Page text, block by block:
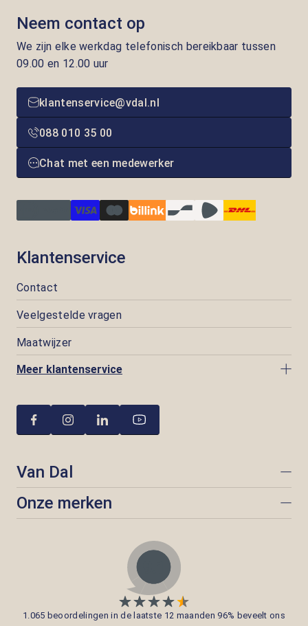
Neem contact op
We zijn elke werkdag telefonisch bereikbaar tussen
09.00 en 12.00 uur
klantenservice@vdal.nl
088 010 35 00
Chat met een medewerker
Klantenservice
Contact
Veelgestelde vragen
Maatwijzer
Meer klantenservice
Van Dal
Onze merken
1.065 beoordelingen in de laatste 12 maanden 96% beveelt ons